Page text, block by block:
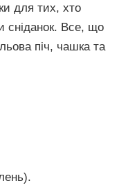
для тих, хто
сніданок. Все, що
піч, чашка та